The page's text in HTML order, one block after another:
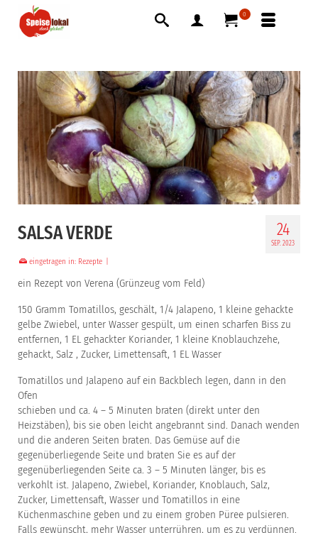
0
24
SEP. 2023
SALSA VERDE
eingetragen in: Rezepte
ein Rezept von Verena (Grünzeug vom Feld)
150 Gramm Tomatillos, geschält, 1/4 Jalapeno, 1 kleine gehackte
gelbe Zwiebel, unter Wasser gespült, um einen scharfen Biss zu
entfernen, 1 EL gehackter Koriander, 1 kleine Knoblauchzehe,
gehackt, Salz , Zucker, Limettensaft, 1 EL Wasser
Tomatillos und Jalapeno auf ein Backblech legen, dann in den
Ofen
schieben und ca. 4 – 5 Minuten braten (direkt unter den
Heizstäben), bis sie oben leicht angebrannt sind. Danach wenden
und die anderen Seiten braten. Das Gemüse auf die
gegenüberliegende Seite und braten Sie es auf der
gegenüberliegenden Seite ca. 3 – 5 Minuten länger, bis es
verkohlt ist. Jalapeno, Zwiebel, Koriander, Knoblauch, Salz,
Zucker, Limettensaft, Wasser und Tomatillos in eine
Küchenmaschine geben und zu einem groben Püree pulsieren.
Falls gewünscht, mehr Wasser unterrühren, um es zu verdünnen.